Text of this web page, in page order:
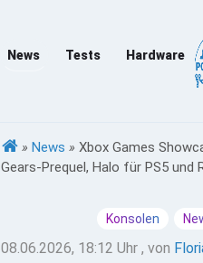
News Tests Hardware
» News » Xbox Games
Gears-Prequel, Halo für PS5 und
Konsolen
08.06.2026, 18:12 Uhr , von